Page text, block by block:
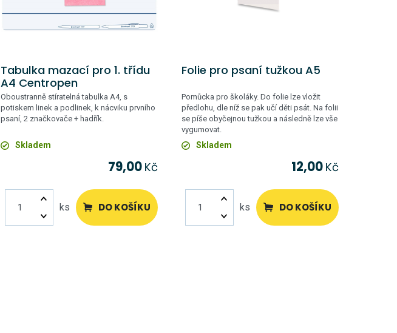
Tabulka mazací pro 1. třídu
A4 Centropen
Oboustranně stíratelná tabulka A4, s
potiskem linek a podlinek, k nácviku prvního
psaní, 2 značkovače + hadřík.
Skladem
79,00 Kč
ks DO KOŠÍKU
Folie pro psaní tužkou A5
Pomůcka pro školáky. Do folie lze vložit
předlohu, dle níž se pak učí děti psát. Na folii
se píše obyčejnou tužkou a následně lze vše
vygumovat.
Skladem
12,00 Kč
ks DO KOŠÍKU